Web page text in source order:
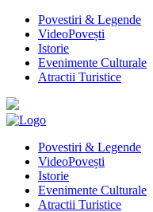
Povestiri & Legende
VideoPovești
Istorie
Evenimente Culturale
Atractii Turistice
Povestiri & Legende
VideoPovești
Istorie
Evenimente Culturale
Atractii Turistice